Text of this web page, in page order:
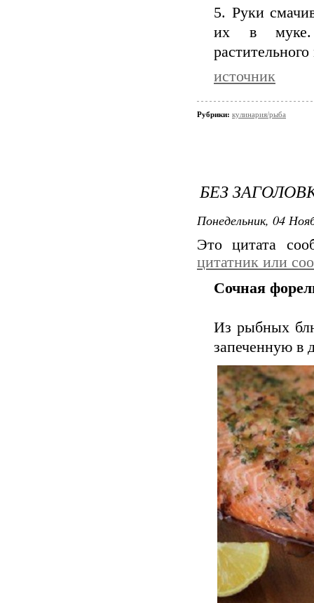
Руки
их в муке.
источник
Рубрики: кулинария/рыба
БЕЗ
Понедельник, 04
Это цитата
цитатник или
Сочная
Из рыбных
запеченную в